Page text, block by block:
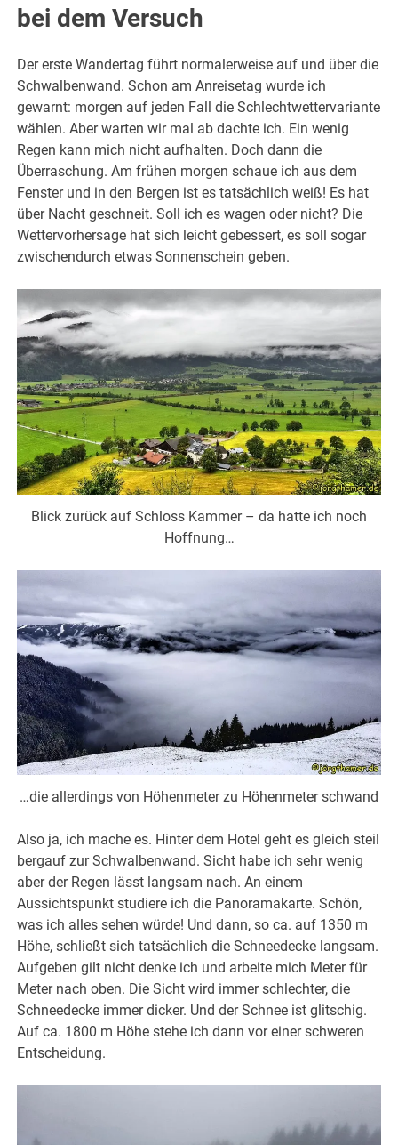
bei dem Versuch
Der erste Wandertag führt normalerweise auf und über die
Schwalbenwand. Schon am Anreisetag wurde ich
gewarnt: morgen auf jeden Fall die Schlechtwettervariante
wählen. Aber warten wir mal ab dachte ich. Ein wenig
Regen kann mich nicht aufhalten. Doch dann die
Überraschung. Am frühen morgen schaue ich aus dem
Fenster und in den Bergen ist es tatsächlich weiß! Es hat
über Nacht geschneit. Soll ich es wagen oder nicht? Die
Wettervorhersage hat sich leicht gebessert, es soll sogar
zwischendurch etwas Sonnenschein geben.
Blick zurück auf Schloss Kammer – da hatte ich noch
Hoffnung…
…die allerdings von Höhenmeter zu Höhenmeter schwand
Also ja, ich mache es. Hinter dem Hotel geht es gleich steil
bergauf zur Schwalbenwand. Sicht habe ich sehr wenig
aber der Regen lässt langsam nach. An einem
Aussichtspunkt studiere ich die Panoramakarte. Schön,
was ich alles sehen würde! Und dann, so ca. auf 1350 m
Höhe, schließt sich tatsächlich die Schneedecke langsam.
Aufgeben gilt nicht denke ich und arbeite mich Meter für
Meter nach oben. Die Sicht wird immer schlechter, die
Schneedecke immer dicker. Und der Schnee ist glitschig.
Auf ca. 1800 m Höhe stehe ich dann vor einer schweren
Entscheidung.